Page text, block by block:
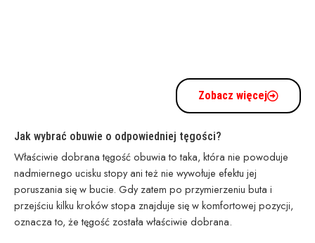
Zobacz więcej
Jak wybrać obuwie o odpowiedniej tęgości?
Właściwie dobrana tęgość obuwia to taka, która nie powoduje
nadmiernego ucisku stopy ani też nie wywołuje efektu jej
poruszania się w bucie. Gdy zatem po przymierzeniu buta i
przejściu kilku kroków stopa znajduje się w komfortowej pozycji,
oznacza to, że tęgość została właściwie dobrana.